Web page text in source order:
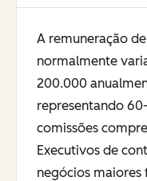
A remuneração
normalmente
200.000
representando
comissões
Executivos de
negócios